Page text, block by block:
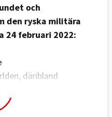
och
den ryska militära
24 februari 2022:
däribland
Rysslands